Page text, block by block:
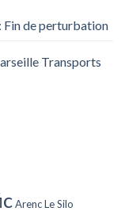
de perturbation
Transports
Arenc Le Silo